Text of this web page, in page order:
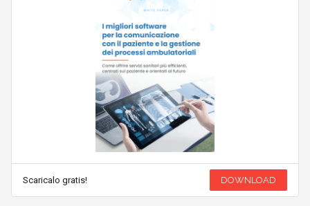
Scaricalo gratis! DOWNLOAD